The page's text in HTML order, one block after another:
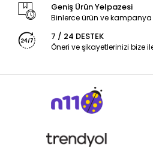
Geniş Ürün Yelpazesi
Binlerce ürün ve
7 / 24 DESTEK
Öneri ve şikayetlerinizi bize